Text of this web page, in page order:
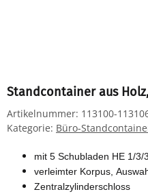
Standcontainer aus
Artikelnummer: 113100-
Kategorie: Büro-
mit 5 Schubladen HE 1/3/
verleimter Korpus,
Zentralzylinderschloss